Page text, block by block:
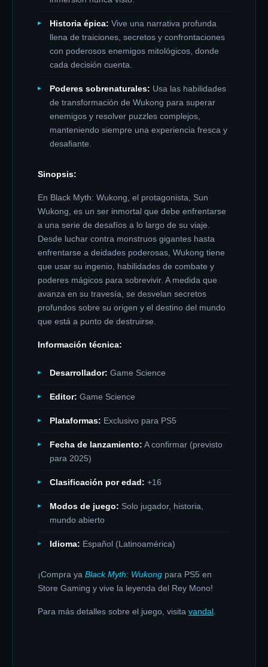
Historia épica: Vive una narrativa profunda
llena de traiciones, secretos y confrontaciones
con poderosos enemigos mitológicos, donde
cada decisión cuenta.
Poderes sobrenaturales: Usa las habilidades
de transformación de Wukong para superar
enemigos y resolver puzzles complejos,
manteniendo siempre una experiencia fresca y
desafiante.
Sinopsis:
En Black Myth: Wukong, el protagonista, Sun
Wukong, es un ser inmortal que debe enfrentarse
a una serie de desafíos a lo largo de su viaje.
Desde luchar contra monstruos gigantes hasta
enfrentarse a deidades poderosas, Wukong tiene
que usar su ingenio, habilidades de combate y
poderes mágicos para sobrevivir. A medida que
avanza en su travesía, se desvelan secretos
profundos sobre su origen y el destino del mundo
que está a punto de destruirse.
Información técnica:
Desarrollador: Game Science
Editor: Game Science
Plataformas: Exclusivo para PS5
Fecha de lanzamiento: A confirmar (previsto
para 2025)
Clasificación por edad: +16
Modos de juego: Solo jugador, historia,
mundo abierto
Idioma: Español (Latinoamérica)
¡Compra ya Black Myth: Wukong para PS5 en
Store Gaming y vive la leyenda del Rey Mono!
Para más detalles sobre el juego, visita vandal.